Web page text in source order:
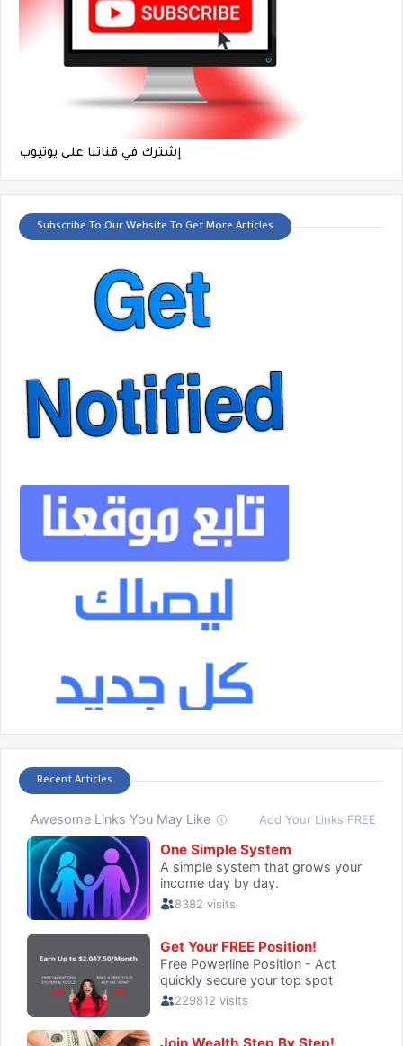
إشترك في قناتنا على يوتيوب
Subscribe To Our Website To Get More Articles
Recent Articles